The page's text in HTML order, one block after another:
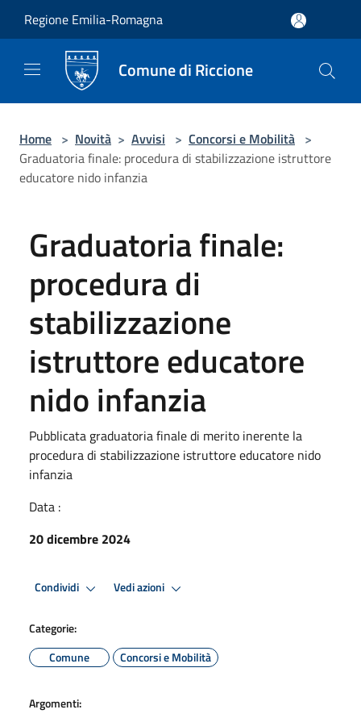
Regione Emilia-Romagna
Comune di Riccione
Home > Novità > Avvisi > Concorsi e Mobilità >
Graduatoria finale: procedura di stabilizzazione istruttore
educatore nido infanzia
Graduatoria finale:
procedura di
stabilizzazione
istruttore educatore
nido infanzia
Pubblicata graduatoria finale di merito inerente la
procedura di stabilizzazione istruttore educatore nido
infanzia
Data :
20 dicembre 2024
Condividi Vedi azioni
Categorie:
Comune
Concorsi e Mobilità
Argomenti: